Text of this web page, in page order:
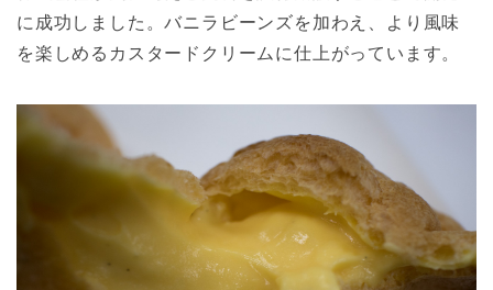
に成功しました。バニラビーンズを加わえ、より風味
を楽しめるカスタードクリームに仕上がっています。